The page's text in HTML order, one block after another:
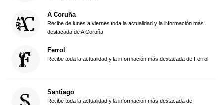
A Coruña
Recibe de lunes a viernes toda la actualidad y la información más
destacada de A Coruña
Ferrol
Recibe toda la actualidad y la información más destacada de Ferrol
Santiago
Recibe toda la actualidad y la información más destacada de